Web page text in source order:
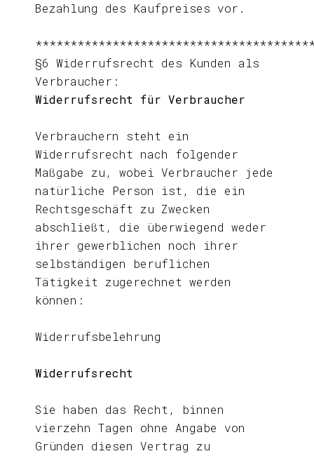
Bezahlung des Kaufpreises vor.
§6 Widerrufsrecht des Kunden als
Verbraucher:
Widerrufsrecht für Verbraucher
Verbrauchern steht ein
Widerrufsrecht nach folgender
Maßgabe zu, wobei Verbraucher jede
natürliche Person ist, die ein
Rechtsgeschäft zu Zwecken
abschließt, die überwiegend weder
ihrer gewerblichen noch ihrer
selbständigen beruflichen
Tätigkeit zugerechnet werden
können:
Widerrufsbelehrung
Widerrufsrecht
Sie haben das Recht, binnen
vierzehn Tagen ohne Angabe von
Gründen diesen Vertrag zu